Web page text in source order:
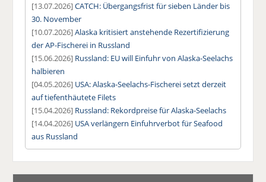
[13.07.2026]CATCH: Übergangsfrist für sieben Länder bis
30. November
[10.07.2026]Alaska kritisiert anstehende Rezertifizierung
der AP-Fischerei in Russland
[15.06.2026] Russland: EU will Einfuhr von Alaska-Seelachs
halbieren
[04.05.2026] USA: Alaska-Seelachs-Fischerei setzt derzeit
auf tiefenthäutete Filets
[15.04.2026] Russland: Rekordpreise für Alaska-Seelachs
[14.04.2026] USA verlängern Einfuhrverbot für Seafood
aus Russland